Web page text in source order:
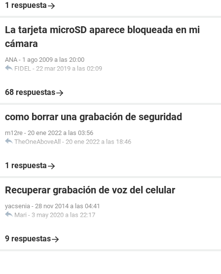
1 respuesta
La tarjeta microSD aparece bloqueada en mi
cámara
ANA - 1 ago 2009 a las 20:00
FIDEL - 22 mar 2019 a las 02:09
68 respuestas
como borrar una grabación de seguridad
m12re - 20 ene 2022 a las 03:56
TheOneAboveAll - 20 ene 2022 a las 18:46
1 respuesta
Recuperar grabación de voz del celular
yacsenia - 28 nov 2014 a las 04:41
Mari - 3 may 2020 a las 22:17
9 respuestas